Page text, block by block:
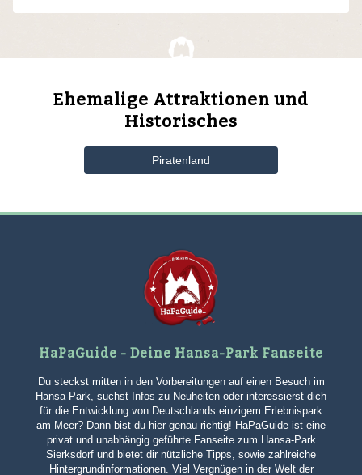
Ehemalige Attraktionen und
Historisches
Piratenland
HaPaGuide - Deine Hansa-Park Fanseite
Du steckst mitten in den Vorbereitungen auf einen Besuch im
Hansa-Park, suchst Infos zu Neuheiten oder interessierst dich
für die Entwicklung von Deutschlands einzigem Erlebnispark
am Meer? Dann bist du hier genau richtig! HaPaGuide ist eine
privat und unabhängig geführte Fanseite zum Hansa-Park
Sierksdorf und bietet dir nützliche Tipps, sowie zahlreiche
Hintergrundinformationen. Viel Vergnügen in der Welt der